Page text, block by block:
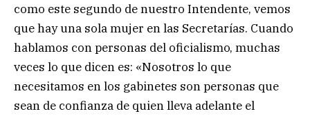
como este segundo de nuestro Intendente, vemos
que hay una sola mujer en las Secretarías. Cuando
hablamos con personas del oficialismo, muchas
veces lo que dicen es: «Nosotros lo que
necesitamos en los gabinetes son personas que
sean de confianza de quien lleva adelante el